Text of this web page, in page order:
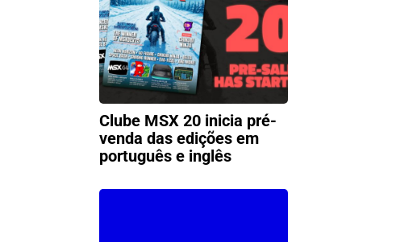
Clube MSX 20 inicia pré-
venda das edições em
português e inglês